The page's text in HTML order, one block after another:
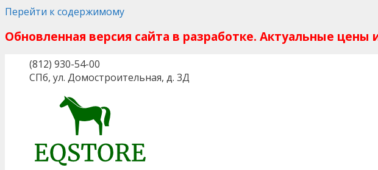
Перейти к содержимому
Обновленная версия сайта в разработке. Актуальные
(812) 930-54-00
СПб, ул. Домостроительная, д. 3Д